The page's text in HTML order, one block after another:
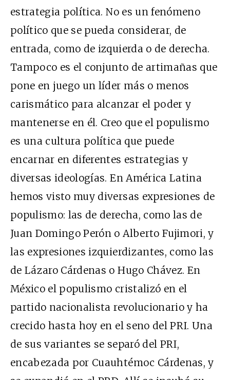
estrategia política. No es un fenómeno
político que se pueda considerar, de
entrada, como de izquierda o de derecha.
Tampoco es el conjunto de artimañas que
pone en juego un líder más o menos
carismático para alcanzar el poder y
mantenerse en él. Creo que el populismo
es una cultura política que puede
encarnar en diferentes estrategias y
diversas ideologías. En América Latina
hemos visto muy diversas expresiones de
populismo: las de derecha, como las de
Juan Domingo Perón o Alberto Fujimori, y
las expresiones izquierdizantes, como las
de Lázaro Cárdenas o Hugo Chávez. En
México el populismo cristalizó en el
partido nacionalista revolucionario y ha
crecido hasta hoy en el seno del PRI. Una
de sus variantes se separó del PRI,
encabezada por Cuauhtémoc Cárdenas, y